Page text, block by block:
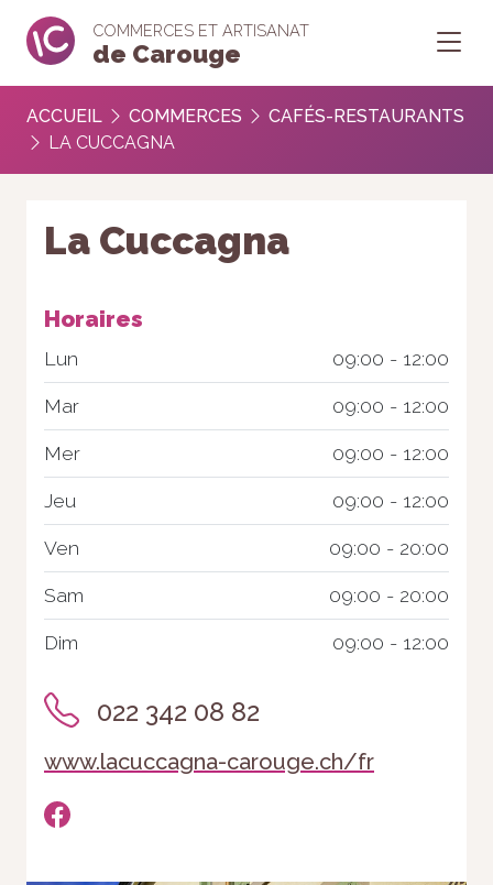
COMMERCES ET ARTISANAT
de Carouge
ACCUEIL COMMERCES
CAFÉS-RESTAURANTS
LA CUCCAGNA
La Cuccagna
Horaires
Lun 09:00 - 12:00
Mar 09:00 - 12:00
Mer 09:00 - 12:00
Jeu 09:00 - 12:00
Ven 09:00 - 20:00
Sam 09:00 - 20:00
Dim 09:00 - 12:00
022 342 08 82
www.lacuccagna-carouge.ch/fr